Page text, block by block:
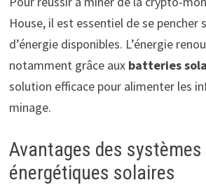
House, il est essentiel de se pencher
d’énergie disponibles. L’énergie
notamment grâce aux batteries
solution efficace pour alimenter les
minage.
Avantages des systèmes
énergétiques solaires